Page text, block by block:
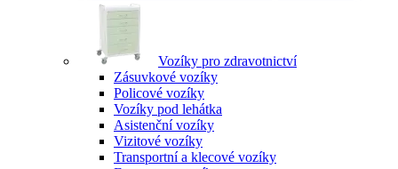
Vozíky pro zdravotnictví
Zásuvkové vozíky
Policové vozíky
Vozíky pod lehátka
Asistenční vozíky
Vizitové vozíky
Transportní a klecové vozíky